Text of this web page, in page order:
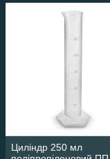
Циліндр 250 мл